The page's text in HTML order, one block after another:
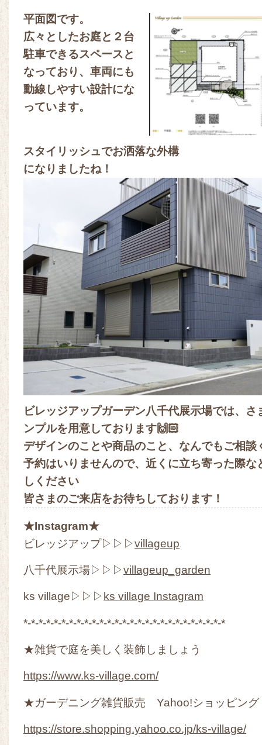
平面図です。
広々としたお庭と２台
駐車できるスペースと
なっており、車両にも
動線しやすい設計にな
っています。
スタイリッシュでお洒落な外構
になりましたね！
ビレッジアップガーデン八千代展示場では、さ
ンプルを用意しております🙌🏻
デザインのことや商品のこと、なんでもご相談
予約はいりませんので、近くに立ち寄った際な
しください
皆さまのご来店をお待ちしております！
★Instagram★
ビレッジアップ▷▷▷villageup
八千代展示場▷▷▷villageup_garden
ks village▷▷▷ ks village Instagram
*-*-*-*-*-*-*-*-*-*-*-*-*-*-*-*-*-*-*-*-*-*-*-*-*-*-*
★雑貨で庭を美しく装飾しましょう
https://www.ks-village.com/
★ガーデニング雑貨販売 Yahoo!ショッピング
https://store.shopping.yahoo.co.jp/ks-village/